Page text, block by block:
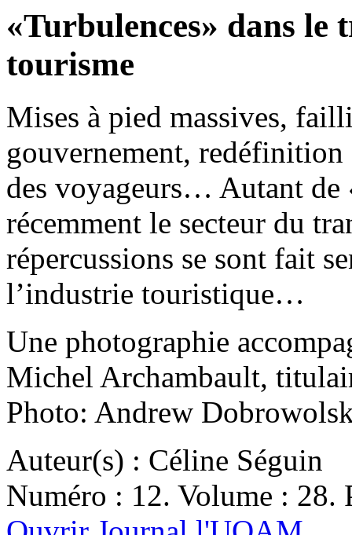
«Turbulences» dans le
tourisme
Mises à pied massives,
gouvernement, redéfinition
des voyageurs… Autant de
récemment le secteur du
répercussions se sont fait
l’industrie touristique…
Une photographie
Michel Archambault,
Photo: Andrew
Auteur(s) : Céline Séguin
Numéro : 12. Volume : 28.